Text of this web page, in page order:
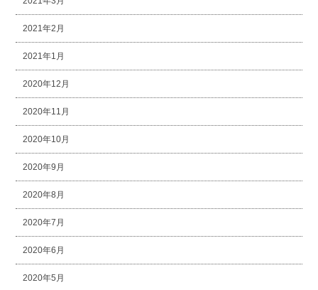
2021年2月
2021年1月
2020年12月
2020年11月
2020年10月
2020年9月
2020年8月
2020年7月
2020年6月
2020年5月